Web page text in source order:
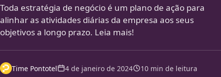
Toda estratégia de negócio é um plano de ação para
alinhar as atividades diárias da empresa aos seus
objetivos a longo prazo. Leia mais!
Time Pontotel 4 de janeiro de 2024 10 min de leitura